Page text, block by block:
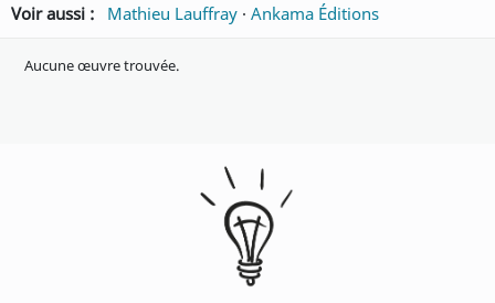
Voir aussi : Mathieu Lauffray · Ankama Éditions
Aucune œuvre trouvée.